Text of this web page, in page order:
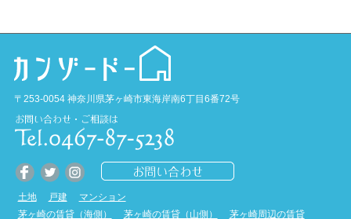
〒253-0054 神奈川県茅ヶ崎市東海岸南6丁目6番72号
土地 戸建
マンション
茅ヶ崎の賃貸（海側）
茅ヶ崎の賃貸（山側） 茅ヶ崎周辺の賃貸